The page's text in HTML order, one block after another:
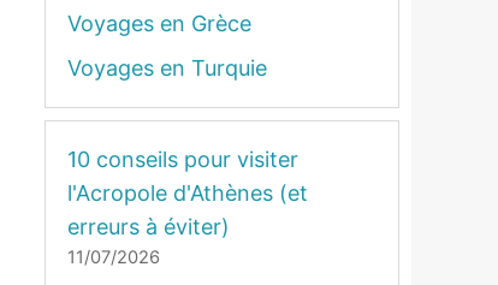
Voyages en Grèce
Voyages en Turquie
10 conseils pour visiter
l'Acropole d'Athènes (et
erreurs à éviter)
11/07/2026